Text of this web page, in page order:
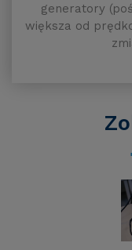
generatory
większa od